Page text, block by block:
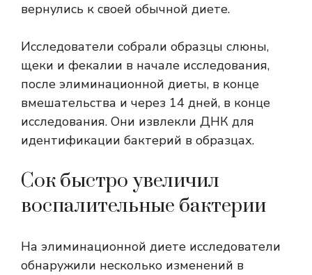
вернулись к своей обычной диете.
Исследователи собрали образцы слюны,
щеки и фекалии в начале исследования,
после элиминационной диеты, в конце
вмешательства и через 14 дней, в конце
исследования. Они извлекли ДНК для
идентификации бактерий в образцах.
Сок быстро увеличил
воспалительные бактерии
На элиминационной диете исследователи
обнаружили несколько изменений в